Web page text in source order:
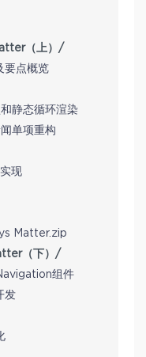
（上）/
要点概览
静态循环渲染
单项重构
现
Matter.zip
（下）/
组件
发